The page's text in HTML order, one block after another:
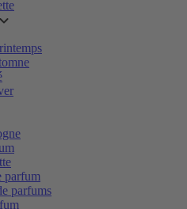
parfum
parfums